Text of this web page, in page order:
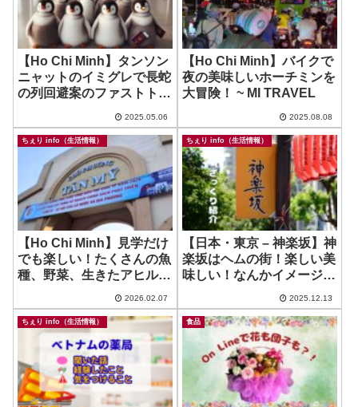
【Ho Chi Minh】タンソン
ニャットのイミグレで長蛇
の列回避案のファストトラ
れて状況変化？
2025.05.06
【Ho Chi Minh】バイクで
夜の美味しいホーチミンを
大冒険！ ~ MI TRAVEL
2025.08.08
ちぇり info（生活情報）
【Ho Chi Minh】見学だけ
でも楽しい！たくさんの魚
種、野菜、生きたアヒルや
My
2026.02.07
ちぇり info（生活情報）
【日本・東京 – 神楽坂】神
楽坂はヘムの街！楽しい美
味しい！なんかイメージと
2025.12.13
ちぇり info（生活情報） 食品